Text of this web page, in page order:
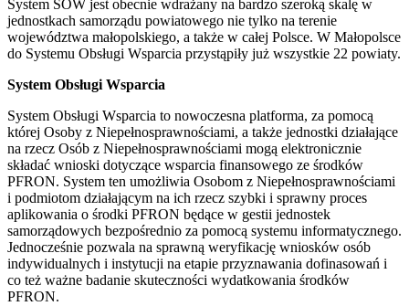
System SOW jest obecnie wdrażany na bardzo szeroką skalę w
jednostkach samorządu powiatowego nie tylko na terenie
województwa małopolskiego, a także w całej Polsce. W Małopolsce
do Systemu Obsługi Wsparcia przystąpiły już wszystkie 22 powiaty.
System Obsługi Wsparcia
System Obsługi Wsparcia to nowoczesna platforma, za pomocą
której Osoby z Niepełnosprawnościami, a także jednostki działające
na rzecz Osób z Niepełnosprawnościami mogą elektronicznie
składać wnioski dotyczące wsparcia finansowego ze środków
PFRON. System ten umożliwia Osobom z Niepełnosprawnościami
i podmiotom działającym na ich rzecz szybki i sprawny proces
aplikowania o środki PFRON będące w gestii jednostek
samorządowych bezpośrednio za pomocą systemu informatycznego.
Jednocześnie pozwala na sprawną weryfikację wniosków osób
indywidualnych i instytucji na etapie przyznawania dofinasowań i
co też ważne badanie skuteczności wydatkowania środków
PFRON.